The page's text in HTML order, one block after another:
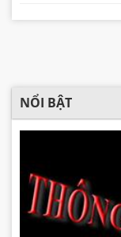
NỔI BẬT